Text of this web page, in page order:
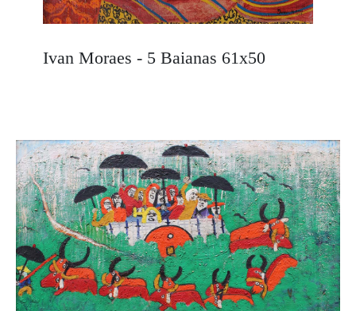
Ivan Moraes - 5 Baianas 61x50